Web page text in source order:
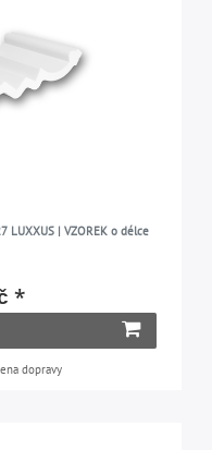
LUXXUS | VZOREK o délce
*
dopravy